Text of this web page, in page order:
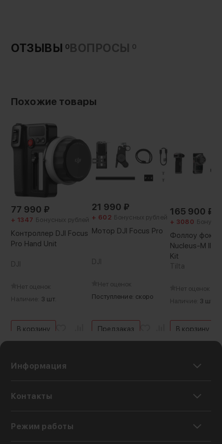
30 г
Длина:
ОТЗЫВЫ 0ВОПРОСЫ 0
Похожие товары
77 990 ₽
+ 1347 Бонусных рублей
Контроллер DJI Focus
Pro Hand Unit
DJI
Нет оценок
Наличие: 3 шт.
В корзину
21 990 ₽
+ 602 Бонусных рублей
Мотор DJI Focus Pro
DJI
Нет оценок
Поступление: скоро
Предзаказ
165 900 ₽
+ 3080
Фоллоу
Nucleus-M II
Kit
Tilta
Нет оценок
Наличие: 3 шт.
В корзину
Информация
Контакты
Режим работы